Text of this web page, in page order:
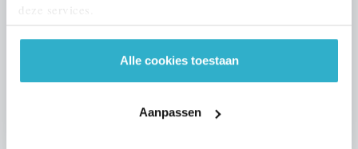
deze services.
Alle cookies toestaan
Aanpassen